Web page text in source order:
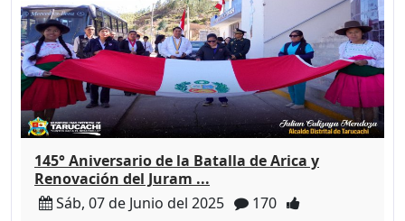
145° Aniversario de la Batalla de Arica y
Renovación del Juram ...
Sáb, 07 de Junio del 2025
170